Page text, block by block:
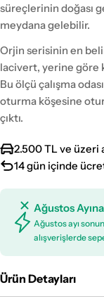
süreçlerinin doğası
meydana gelebilir.
Orjin serisinin en
lacivert, yerine göre
Bu ölçü çalışma
oturma köşesine
çıktı.
2.500 TL ve üzeri
14 gün içinde
Ağustos
Ağustos ayı
alışverişlerde
Ürün Detayları